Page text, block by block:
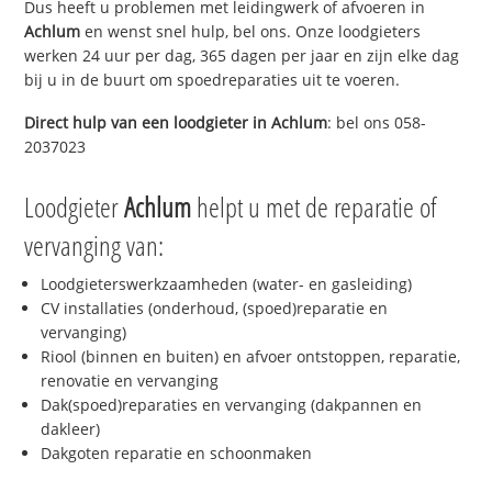
Dus heeft u problemen met leidingwerk of afvoeren in
Achlum en wenst snel hulp, bel ons. Onze loodgieters
werken 24 uur per dag, 365 dagen per jaar en zijn elke dag
bij u in de buurt om spoedreparaties uit te voeren.
Direct hulp van een loodgieter inAchlum: bel ons 058-
2037023
LoodgieterAchlumhelpt u met de reparatie of
vervanging van:
Loodgieterswerkzaamheden (water- en gasleiding)
CV installaties (onderhoud, (spoed)reparatie en
vervanging)
Riool (binnen en buiten) en afvoer ontstoppen, reparatie,
renovatie en vervanging
Dak(spoed)reparaties en vervanging (dakpannen en
dakleer)
Dakgoten reparatie en schoonmaken